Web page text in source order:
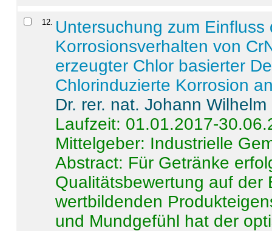
12
Untersuchung zum
Korrosionsverhalten von
erzeugter Chlor basierter
Chlorinduzierte Korrosion
Dr. rer. nat. Johann
Laufzeit: 01.01.2017-
Mittelgeber: Industrielle
Abstract: Für Getränke
Qualitätsbewertung auf der
wertbildenden
und Mundgefühl hat der